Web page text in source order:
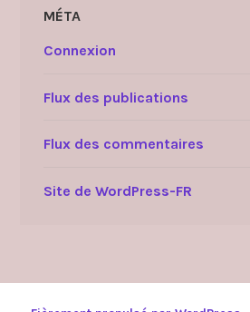
MÉTA
Connexion
Flux des publications
Flux des commentaires
Site de WordPress-FR